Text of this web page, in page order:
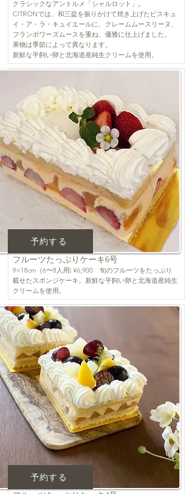
クラシックなアントルメ「シャルロット」。
CITRONでは、和三盆を振りかけて焼き上げたビスキュ
イ・ア・ラ・キュイエールに、クレームムースリーヌ、
フランボワーズムースを重ね、優雅に仕上げました。
果物は季節によって異なります。
新鮮な平飼い卵と北海道産純生クリームを使用。
予約する
フルーツたっぷりケーキ6号
9×18cm（6〜8人用) ¥6,900 旬のフルーツをたっぷり
載せたスポンジケーキ。新鮮な平飼い卵と北海道産純生
クリームを使用。
予約する